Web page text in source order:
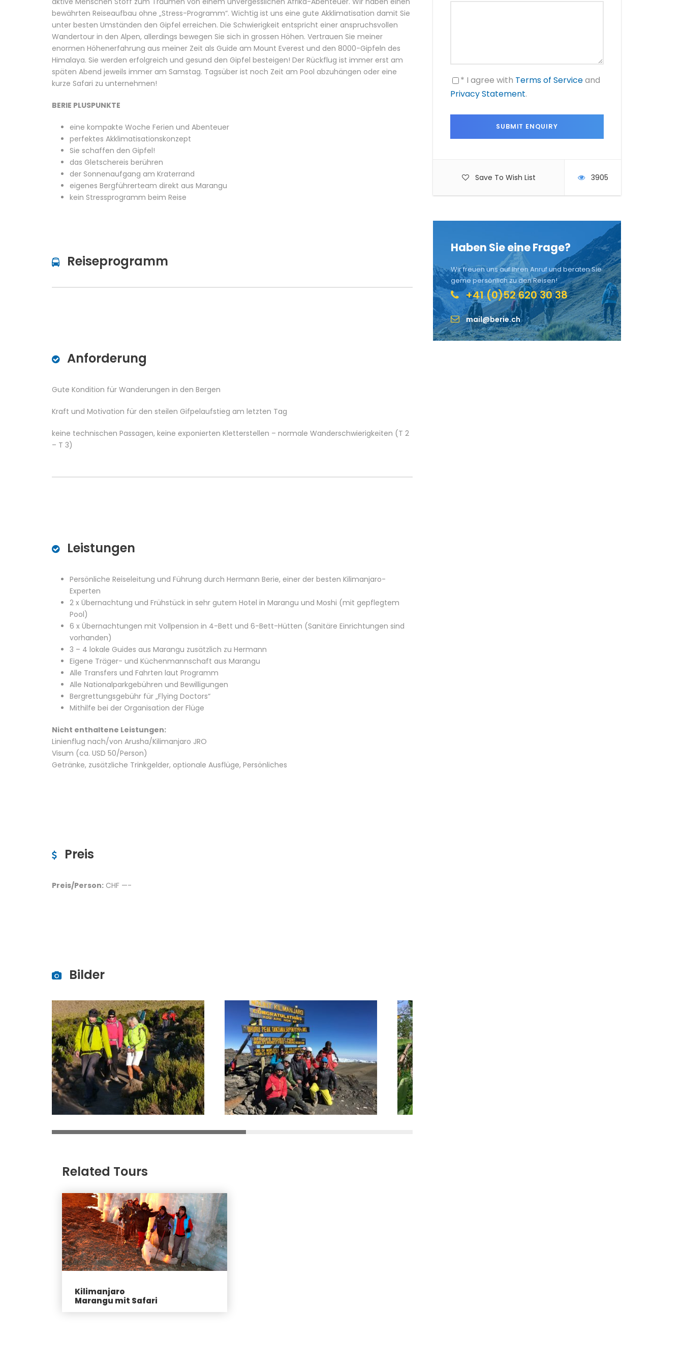
* I agree with Terms of Serviceand
Privacy Statement.
Save To Wish List 3905
Haben Sie eine Frage?
Wir freuen uns auf Ihren Anruf und beraten Sie
gerne persönlich zu den Reisen!
+41 (0)52 620 30 38
mail@berie.ch
bewährten Reiseaufbau ohne „Stress-Programm“. Wichtig ist uns eine gute Akklimatisation damit Sie
unter besten Umständen den Gipfel erreichen. Die Schwierigkeit entspricht einer anspruchsvollen
Wandertour in den Alpen, allerdings bewegen Sie sich in grossen Höhen. Vertrauen Sie meiner
enormen Höhenerfahrung aus meiner Zeit als Guide am Mount Everest und den 8000-Gipfeln des
Himalaya. Sie werden erfolgreich und gesund den Gipfel besteigen! Der Rückflug ist immer erst am
späten Abend jeweils immer am Samstag. Tagsüber ist noch Zeit am Pool abzuhängen oder eine
kurze Safari zu unternehmen!
BERIE PLUSPUNKTE
eine kompakte Woche Ferien und Abenteuer
perfektes Akklimatisationskonzept
Sie schaffen den Gipfel!
das Gletschereis berühren
der Sonnenaufgang am Kraterrand
eigenes Bergführerteam direkt aus Marangu
kein Stressprogramm beim Reise
Reiseprogramm
Anforderung
Gute Kondition für Wanderungen in den Bergen
Kraft und Motivation für den steilen Gifpelaufstieg am letzten Tag
keine technischen Passagen, keine exponierten Kletterstellen – normale Wanderschwierigkeiten (T 2
– T 3)
Leistungen
Persönliche Reiseleitung und Führung durch Hermann Berie, einer der besten Kilimanjaro-
Experten
2 x Übernachtung und Frühstück in sehr gutem Hotel in Marangu und Moshi (mit gepflegtem
Pool)
6 x Übernachtungen mit Vollpension in 4-Bett und 6-Bett-Hütten (Sanitäre Einrichtungen sind
vorhanden)
3 – 4 lokale Guides aus Marangu zusätzlich zu Hermann
Eigene Träger- und Küchenmannschaft aus Marangu
Alle Transfers und Fahrten laut Programm
Alle Nationalparkgebühren und Bewilligungen
Bergrettungsgebühr für „Flying Doctors“
Mithilfe bei der Organisation der Flüge
Nicht enthaltene Leistungen:
Linienflug nach/von Arusha/Kilimanjaro JRO
Visum (ca. USD 50/Person)
Getränke, zusätzliche Trinkgelder, optionale Ausflüge, Persönliches
Preis
Preis/Person: CHF —-
Bilder
Related Tours
Kilimanjaro
Marangu mit Safari